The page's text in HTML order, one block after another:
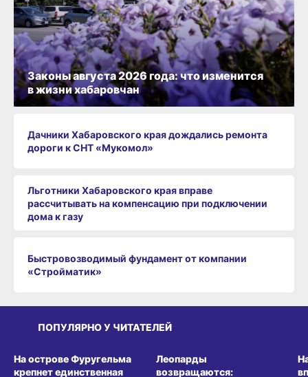
Дачники Хабаровского края дождались ремонта
дороги к СНТ «Мукомол»
Льготники Хабаровского края вправе
рассчитывать на компенсацию при подключении
дома к газу
Быстровозводимый фундамент от компании
«Стройматик»
Законы августа 2026 года: что изменится
в жизни хабаровчан
ПОПУЛЯРНО У ЧИТАТЕЛЕЙ
На острове Фуругельма
крепнет единственная
Леопарды
возвращаются: